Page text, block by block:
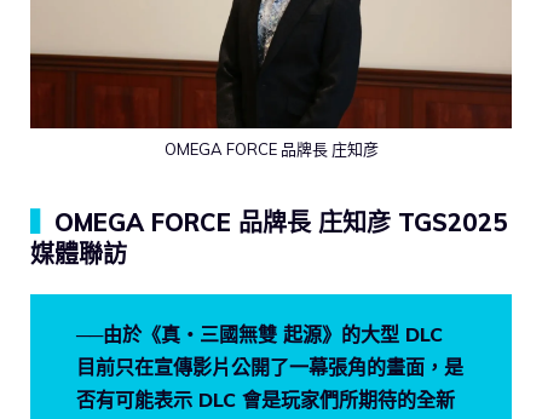
OMEGA FORCE 品牌長 庄知彦
OMEGA FORCE 品牌長 庄知彦 TGS2025
媒體聯訪
──由於《真・三國無雙 起源》的大型 DLC
目前只在宣傳影片公開了一幕張角的畫面，是
否有可能表示 DLC 會是玩家們所期待的全新